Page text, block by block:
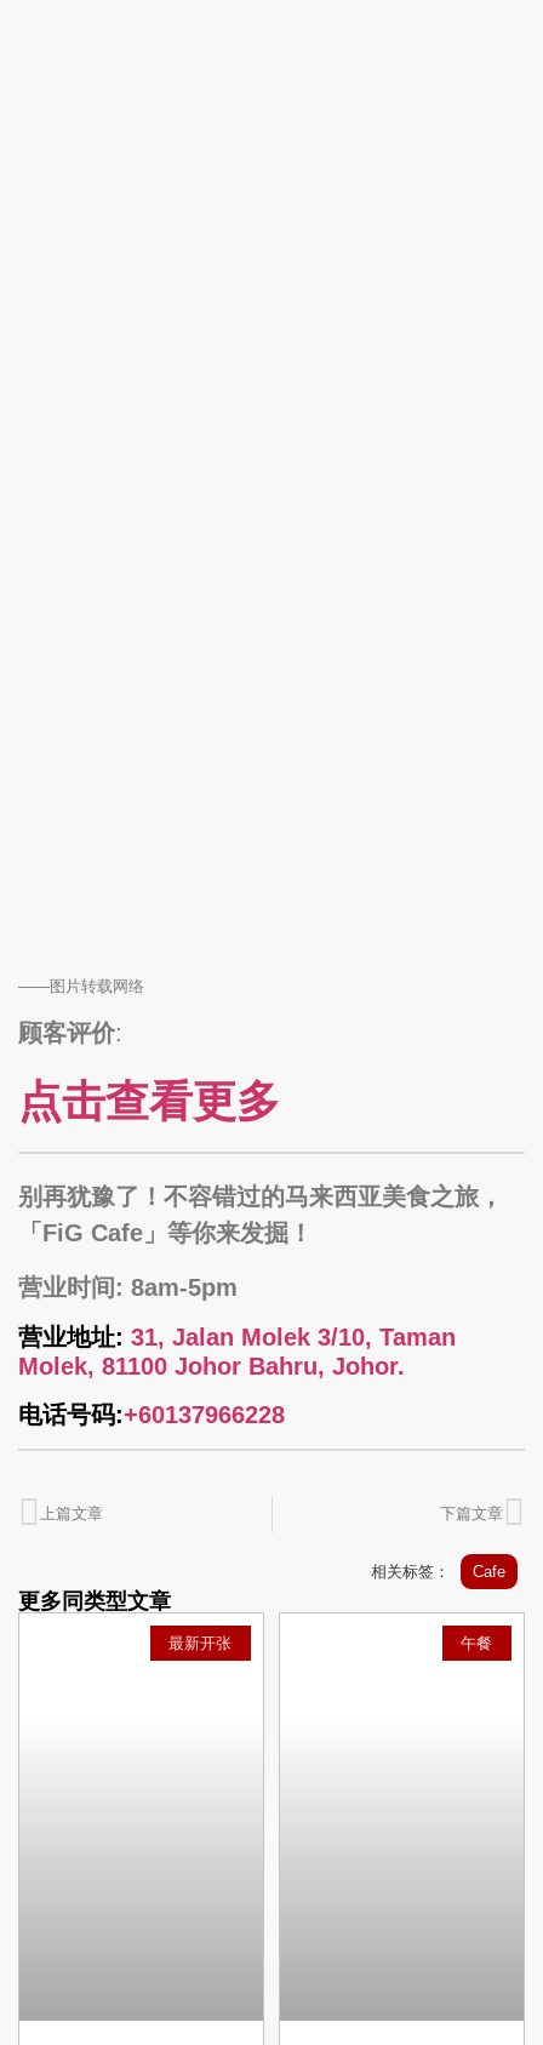
——图片转载网络
顾客评价:
点击查看更多
别再犹豫了！不容错过的马来西亚美食之旅，
「FiG Cafe」等你来发掘！
营业时间: 8am-5pm
营业地址: 31, Jalan Molek 3/10, Taman
Molek, 81100 Johor Bahru, Johor.
电话号码:+60137966228
上篇文章 下篇文章
最新开张 午餐
相关标签： Cafe
更多同类型文章